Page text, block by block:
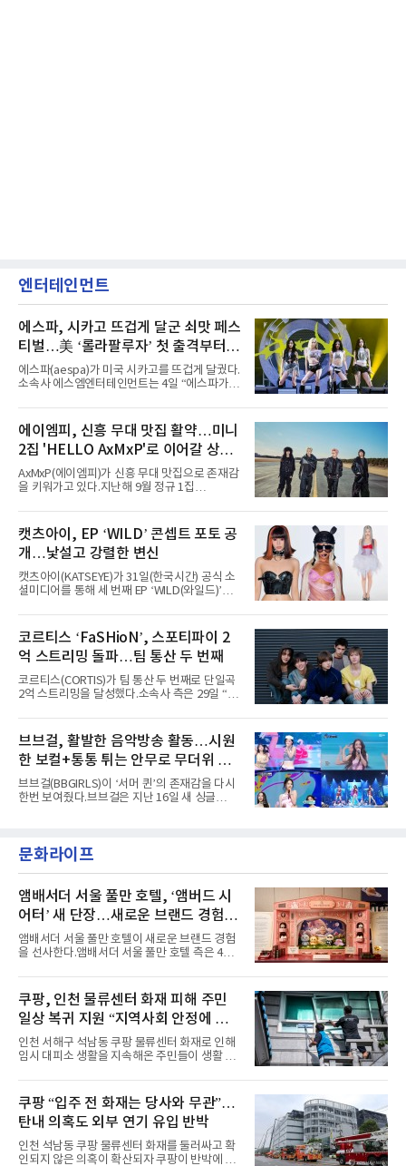
엔터테인먼트
에스파, 시카고 뜨겁게 달군 쇠맛 페스
티벌…美 ‘롤라팔루자’ 첫 출격부터
증명한 존재감
에스파(aespa)가 미국 시카고를 뜨겁게 달궜다.
소속사 에스엠엔터테인먼트는 4일 “에스파가
서 열린 ‘롤라팔루자 시카고’(Lollapalooza
Chicago)의 알리안츠 스테이지에 올랐다”며
“총 14곡으로 구성된 세트리스트를 선사, 데뷔 7
년 차다운 노련한 무대 매너와 파워풀한 에너지
로 현장의 분위기를 압도했다”고 밝혔다.1991
년 시작된 ‘롤라팔루자’는 8개 스테이지, 170여
팀의 아티스트와 40만 명 이상의 관객이 운집하
코르티스 등 K팝 스타들이 출연진 명단에 이름
을 올렸다.이날 에스파는
에이엠피, 신흥 무대 맛집 활약…미니
2집 'HELLO AxMxP'로 이어갈 상승
세
AxMxP(에이엠피)가 신흥 무대 맛집으로 존재감
을 키워가고 있다.지난해 9월 정규 1집
AxMxP는 데뷔 전부터 버스킹과 각종 페스티벌,
공연 무대에 오르며 실전 경험을 쌓아왔다.이들
은 소속사 패밀리 콘서트를 비롯해 '뷰티풀 민트
라이프 2025', '2025 부산국제록페스티벌' 등 대
형 무대에 잇달아 출연해 당찬 에너지와 풋풋한
매력으로 음악팬들의 눈도장을 찍었다.이후
AxMxP는 '카운트다운 판타지 2025-2026',
정적인 실력을 입증했고, 올해 '2026 어썸뮤직
페스티벌', '뷰티풀 민트 라이프 2026', '2026
캣츠아이, EP ‘WILD’ 콘셉트 포토 공
개…낯설고 강렬한 변신
캣츠아이(KATSEYE)가 31일(한국시간) 공식 소
셜미디어를 통해 세 번째 EP ‘WILD(와일드)’의
heart(와일드 하트)’라는 제목이 붙은 콘셉트 포
토에는 멤버들의 본능적이고 야성적인 면모가
강렬하게 담겼다. 짙은 아이섀도와 푸른빛·금빛·
붉은빛의 컬러 렌즈가 비현실적인 분위기를 자
아내고, 여러 원색이 불규칙하게 뒤섞인 멀티컬
러 헤어와 과감한 블루·블랙 립 메이크업이 낯설
고도 매혹적인 비주얼을 완성했다.스타일링 역
엣을 거침없이 결합했다. 멤버들은 각기 다른 개
성을 살린 스타일링을 선
코르티스 ‘FaSHioN’, 스포티파이 2
억 스트리밍 돌파…팀 통산 두 번째
코르티스(CORTIS)가 팀 통산 두 번째로 단일곡
2억 스트리밍을 달성했다.소속사 측은 29일 “코
벌 오디오·음원 스트리밍 플랫폼 스포티파이에
서 27일 자로 누적 재생 수 2억 회를 돌파했
다”고 밝혔다.곡이 발표된 지 약 10개월 만이다.
팀의 첫 번째 2억 스트리밍 곡은 동일 음반에 수
록된 ‘GO!’다. 이 노래는 공개 약 9개월 만인 지
난달 26일 자에 2억 고지를 밟았다. 이는 최근 5
년 내 데뷔한 보이그룹의 곡 중 최단기 2억 달성
했다. “내 티, 5 bucks 바지는, 만원” 등 멤버들
의 라이프 스타일
브브걸, 활발한 음악방송 활동…시원
한 보컬+통통 튀는 안무로 무더위 사
냥
브브걸(BBGIRLS)이 ‘서머 퀸’의 존재감을 다시
한번 보여줬다.브브걸은 지난 16일 새 싱글
MBC '쇼! 음악중심', SBS '인기가요' 등 주요 음
악방송 무대에 올라 화려한 퍼포먼스를 펼쳤다.
력을 앞세워 매 무대 색다른 볼거리를 선사했다.
특히 화사한 파스텔 톤의 비치웨어부터 청량한
마린룩, 햇살 아래 반짝이는 물결을 연상시키는
스커트, 강렬한 붉은 계열의 스타일링까지 각기
다른 매력을 선보였다. 브브걸은 다채로운 여름
패션을 완벽하게 소화하며 보
문화라이프
앰배서더 서울 풀만 호텔, ‘앰버드 시
어터’ 새 단장…새로운 브랜드 경험 선
사
앰배서더 서울 풀만 호텔이 새로운 브랜드 경험
을 선사한다.앰배서더 서울 풀만 호텔 측은 4일
이야기를 담은 인형 극장 콘셉트의 공간 ‘앰버드
시어터(Ambird Theater)’를 새롭게 선보인
다”고 밝혔다.앰배서더 서울 풀만 호텔은 로비
한편에 마련된 앰버드 존을 통해 앰버드의 세계
관을 소개해왔다. 앰버드 존은 앰버드가 우주여
행 중 수집한 다양한 굿즈를 전시한 '앰버드 플래
닛(Ambird Planet)과 계절별 플라워 연출로 사
라 극장을 모티브로 한 데코레이션으로 구성됐
다. 무대 공간 및 티켓 박스
쿠팡, 인천 물류센터 화재 피해 주민
일상 복귀 지원 “지역사회 안정에 총
력”
인천 서해구 석남동 쿠팡 물류센터 화재로 인해
임시 대피소 생활을 지속해온 주민들이 생활 터
필먼트서비스(CFS)가 지난 28일부터 화재 피해
주민을 대상으로 전문 출장 청소서비스 지원에
나섬으로써 본격적인 지역사회 복구 작업이 시
작된 것이다.대피소 주민 중심 청소 접수, 첫날
부터 2가구 지원 완료CFS는 신현초등학교, 신
현북초등학교, 신현여자중학교 등 인천 서해구
쿠팡 “입주 전 화재는 당사와 무관”…
탄내 의혹도 외부 연기 유입 반박
인천 석남동 쿠팡 물류센터 화재를 둘러싸고 확
인되지 않은 의혹이 확산되자 쿠팡이 반박에 나